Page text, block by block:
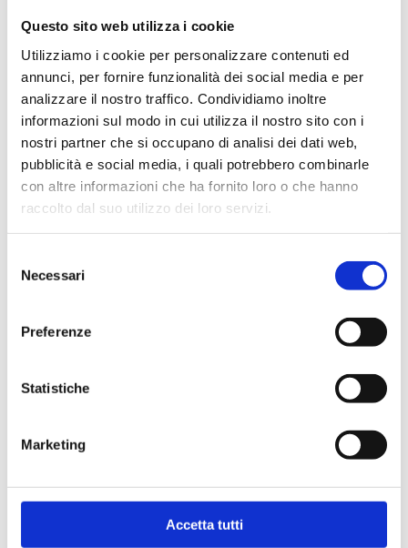
Questo sito web utilizza i cookie
Utilizziamo i cookie per personalizzare contenuti ed
annunci, per fornire funzionalità dei social media e per
analizzare il nostro traffico. Condividiamo inoltre
informazioni sul modo in cui utilizza il nostro sito con i
nostri partner che si occupano di analisi dei dati web,
pubblicità e social media, i quali potrebbero combinarle
con altre informazioni che ha fornito loro o che hanno
raccolto dal suo utilizzo dei loro servizi.
delNecessari
Preferenze
Statistiche
Marketing
Accetta tutti
2026-27
3 Agosto 2026